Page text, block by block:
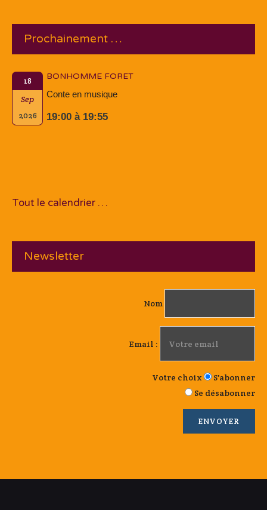
Prochainement …
18
Sep
2026
BONHOMME FORET
Conte en musique
19:00 à 19:55
Tout le calendrier …
Newsletter
Nom
Email :
Votre choix
S'abonner
Se désabonner